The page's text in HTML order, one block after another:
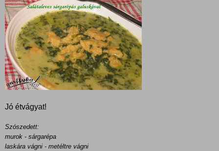
Jó étvágyat!
Szószedett:
murok - sárgarépa
laskára vágni - metéltre vágni